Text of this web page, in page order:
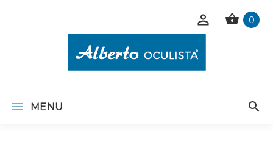
0
MENU